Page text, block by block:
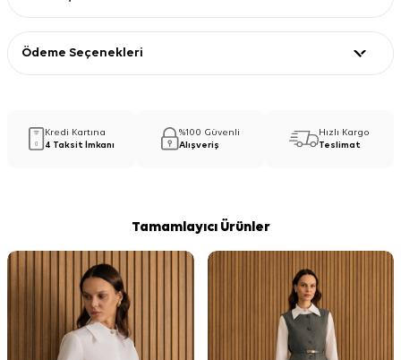
Ödeme Seçenekleri
Kredi Kartına
4 Taksit İmkanı
%100 Güvenli
Alışveriş
Hızlı Kargo
Teslimat
Tamamlayıcı Ürünler